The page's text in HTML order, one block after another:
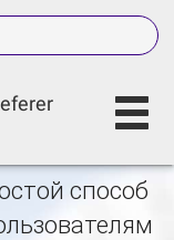
способ